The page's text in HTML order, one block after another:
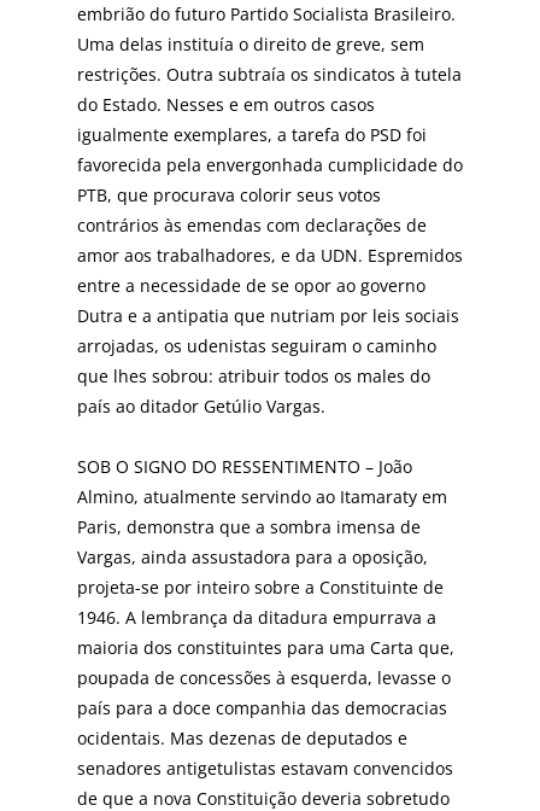
embrião do futuro Partido Socialista Brasileiro.
Uma delas instituía o direito de greve, sem
restrições. Outra subtraía os sindicatos à tutela
do Estado. Nesses e em outros casos
igualmente exemplares, a tarefa do PSD foi
favorecida pela envergonhada cumplicidade do
PTB, que procurava colorir seus votos
contrários às emendas com declarações de
amor aos trabalhadores, e da UDN. Espremidos
entre a necessidade de se opor ao governo
Dutra e a antipatia que nutriam por leis sociais
arrojadas, os udenistas seguiram o caminho
que lhes sobrou: atribuir todos os males do
país ao ditador Getúlio Vargas.
SOB O SIGNO DO RESSENTIMENTO – João
Almino, atualmente servindo ao Itamaraty em
Paris, demonstra que a sombra imensa de
Vargas, ainda assustadora para a oposição,
projeta-se por inteiro sobre a Constituinte de
1946. A lembrança da ditadura empurrava a
maioria dos constituintes para uma Carta que,
poupada de concessões à esquerda, levasse o
país para a doce companhia das democracias
ocidentais. Mas dezenas de deputados e
senadores antigetulistas estavam convencidos
de que a nova Constituição deveria sobretudo